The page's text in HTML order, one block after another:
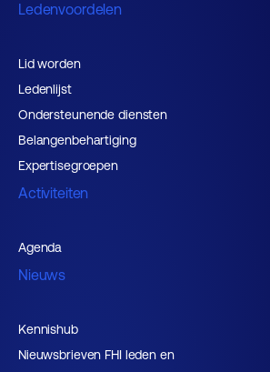
Ledenvoordelen
Lid worden
Ledenlijst
Ondersteunende diensten
Belangenbehartiging
Expertisegroepen
Activiteiten
Agenda
Nieuws
Kennishub
Nieuwsbrieven FHI leden en